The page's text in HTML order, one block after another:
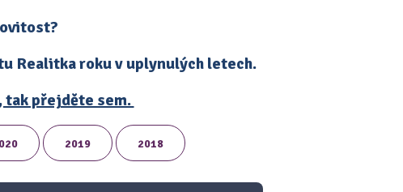
Realitka roku v uplynulých letech.
tak přejděte sem.
2019 2018